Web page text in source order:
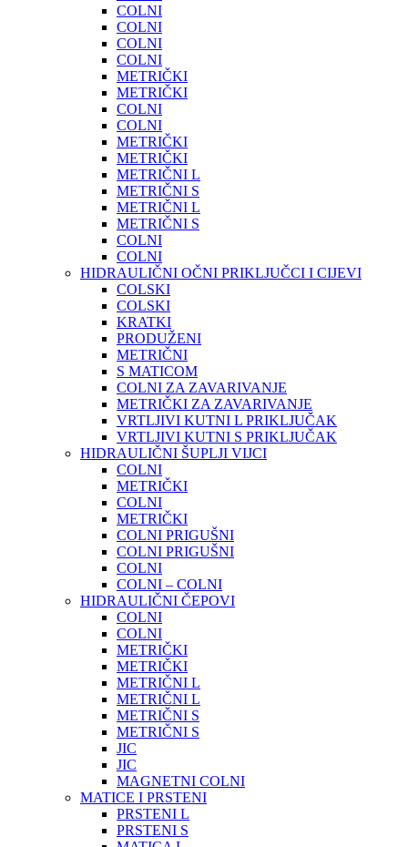
COLNI
COLNI
COLNI
COLNI
METRIČKI
METRIČKI
COLNI
COLNI
METRIČKI
METRIČKI
METRIČNI L
METRIČNI S
METRIČNI L
METRIČNI S
COLNI
COLNI
HIDRAULIČNI OČNI PRIKLJUČCI I CIJEVI
COLSKI
COLSKI
KRATKI
PRODUŽENI
METRIČNI
S MATICOM
COLNI ZA ZAVARIVANJE
METRIČKI ZA ZAVARIVANJE
VRTLJIVI KUTNI L PRIKLJUČAK
VRTLJIVI KUTNI S PRIKLJUČAK
HIDRAULIČNI ŠUPLJI VIJCI
COLNI
METRIČKI
COLNI
METRIČKI
COLNI PRIGUŠNI
COLNI PRIGUŠNI
COLNI
COLNI – COLNI
HIDRAULIČNI ČEPOVI
COLNI
COLNI
METRIČKI
METRIČKI
METRIČNI L
METRIČNI L
METRIČNI S
METRIČNI S
JIC
JIC
MAGNETNI COLNI
MATICE I PRSTENI
PRSTENI L
PRSTENI S